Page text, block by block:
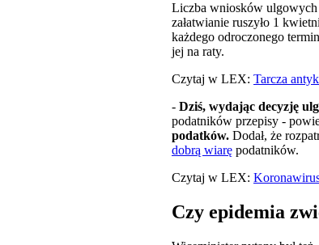
Liczba wniosków ulgowych
załatwianie ruszyło 1
każdego odroczonego
jej na raty.
Czytaj w LEX: Tarcza
- Dziś, wydając decyzję
podatników przepisy -
podatków. Dodał, że
dobrą wiarę podatników.
Czytaj w LEX:
Czy epidemia